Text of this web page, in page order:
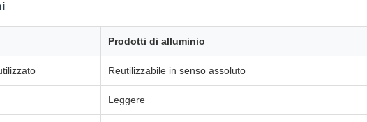
Prodotti di alluminio
Reutilizzabile in senso assoluto
Leggere